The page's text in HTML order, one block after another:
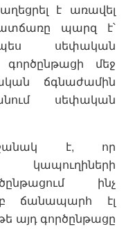
է առավել
պարզ է՝
սեփական
մեջ
ճգնաժամին
սեփական
է, որ
ինչ
ճանապարհ էլ
այդ գործընթացը